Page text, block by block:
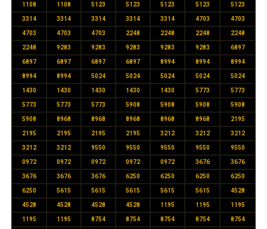
1108 1108 5123 5123 5123 5123 5123
3314 3314 3314 3314 3314 4703 4703
4703 4703 4703 2248 2248 2248 2248
2248 9283 9283 9283 9283 9283 6897
6897 6897 6897 6897 8994 8994 8994
8994 8994 5024 5024 5024 5024 5024
1430 1430 1430 1430 1430 5773 5773
5773 5773 5773 5908 5908 5908 5908
5908 8968 8968 8968 8968 8968 2195
2195 2195 2195 2195 3212 3212 3212
3212 3212 9550 9550 9550 9550 9550
0972 0972 0972 0972 0972 3676 3676
3676 3676 3676 6250 6250 6250 6250
6250 5615 5615 5615 5615 5615 4528
4528 4528 4528 4528 1195 1195 1195
1195 1195 8754 8754 8754 8754 8754